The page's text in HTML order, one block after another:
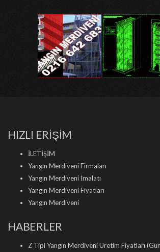
HIZLI ERİŞİM
İLETİŞİM
Yangın Merdiveni Firmaları
Yangın Merdiveni İmalatı
Yangın Merdiveni Fiyatları
Yangın Merdiveni
HABERLER
Z Tipi Yangın Merdiveni Üretim Fiyatları